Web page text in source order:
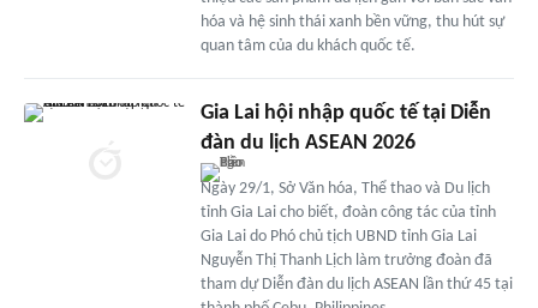
hóa và hệ sinh thái xanh bền vững, thu hút sự
quan tâm của du khách quốc tế.
Gia Lai hội nhập quốc tế tại Diễn
đàn du lịch ASEAN 2026
Ngày 29/1, Sở Văn hóa, Thể thao và Du lịch
tỉnh Gia Lai cho biết, đoàn công tác của tỉnh
Gia Lai do Phó chủ tịch UBND tỉnh Gia Lai
Nguyễn Thị Thanh Lịch làm trưởng đoàn đã
tham dự Diễn đàn du lịch ASEAN lần thứ 45 tại